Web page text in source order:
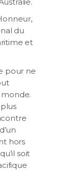
du
et
pour ne
monde.
hors
soit